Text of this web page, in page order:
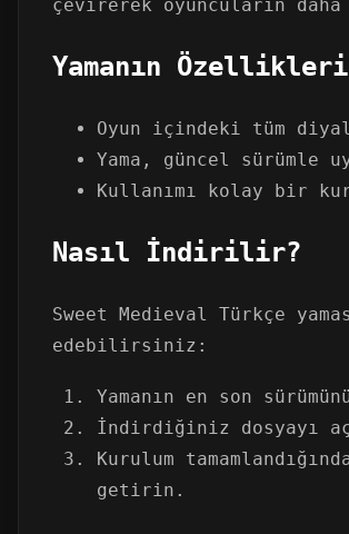
çevirerek oyuncuların
Yamanın Özellikleri
Oyun içindeki tüm
Yama, güncel sürümle
Kullanımı kolay bir
Nasıl İndirilir?
Sweet Medieval Türkçe
edebilirsiniz:
Yamanın en son
İndirdiğiniz dosyayı
Kurulum
getirin.